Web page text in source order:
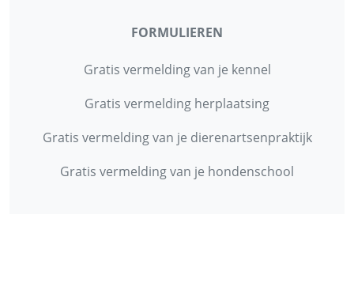
FORMULIEREN
Gratis vermelding van je kennel
Gratis vermelding herplaatsing
Gratis vermelding van je dierenartsenpraktijk
Gratis vermelding van je hondenschool